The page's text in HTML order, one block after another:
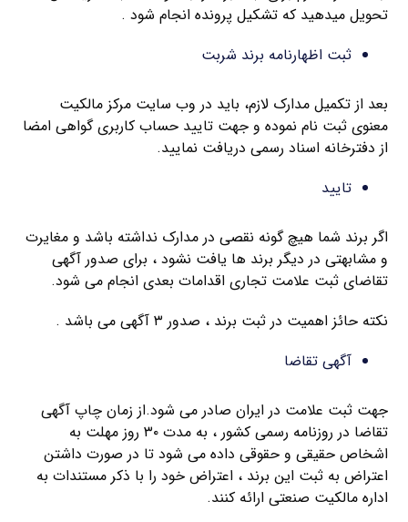
تحویل میدهید که تشکیل پرونده انجام شود .
ثبت اظهارنامه برند شربت
بعد از تکمیل مدارک لازم، باید در وب سایت مرکز مالکیت
معنوی ثبت نام نموده و جهت تایید حساب کاربری گواهی امضا
از دفترخانه اسناد رسمی دریافت نمایید.
تایید
اگر برند شما هیچ گونه نقصی در مدارک نداشته باشد و مغایرت
و مشابهتی در دیگر برند ها یافت نشود ، برای صدور آگهی
تقاضای ثبت علامت تجاری اقدامات بعدی انجام می شود.
نکته حائز اهمیت در ثبت برند ، صدور ۳ آگهی می باشد .
آگهی تقاضا
جهت ثبت علامت در ایران صادر می شود.از زمان چاپ آگهی
تقاضا در روزنامه رسمی کشور ، به مدت ۳۰ روز مهلت به
اشخاص حقیقی و حقوقی داده می شود تا در صورت داشتن
اعتراض به ثبت این برند ، اعتراض خود را با ذکر مستندات به
اداره مالکیت صنعتی ارائه کنند.